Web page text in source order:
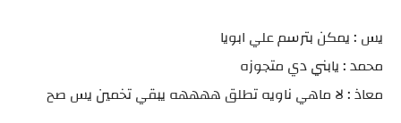
يس : يمكن بترسم علي ابويا
محمد : يابني دي متجوزه
معاذ : لا ماهي ناويه تطلق ههههه يبقي تخمين يس صح